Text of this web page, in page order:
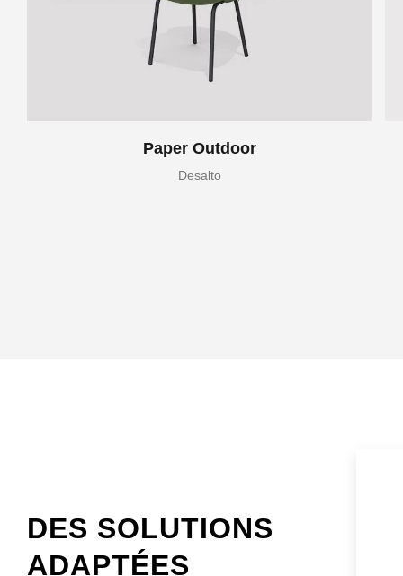
Paper Outdoor
Desalto
DES SOLUTIONS
ADAPTÉES